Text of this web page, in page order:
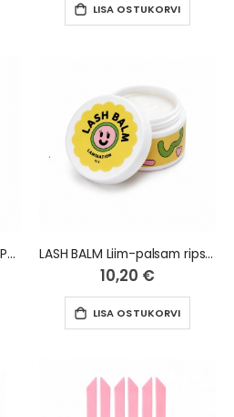
LISA OSTUKORVI
Mix&Fix Viscosity Control Powder 3 g LASH BALM Liim-palsam ripsmete lamineerimiseks 12 g
10,20 €
LISA OSTUKORVI